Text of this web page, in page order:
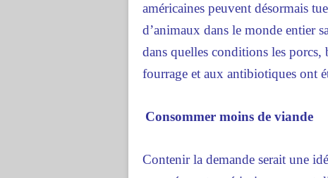
américaines peuvent désormais
d’animaux dans le monde entier
dans quelles conditions les
fourrage et aux antibiotiques ont
Consommer moins de viande
Contenir la demande serait une